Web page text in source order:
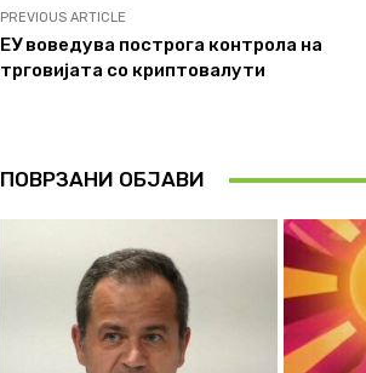
PREVIOUS ARTICLE
ЕУ воведува построга контрола на
трговијата со криптовалути
ПОВРЗАНИ ОБЈАВИ